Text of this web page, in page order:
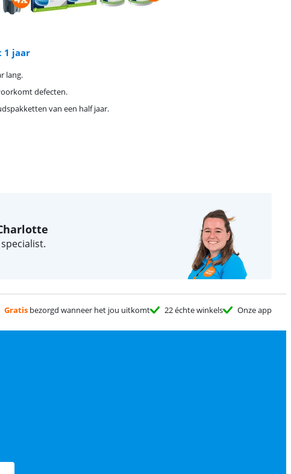
1 jaar
lang.
defecten.
van een half jaar.
Gratis bezorgd wanneer het jou uitkomt 22 échte winkels Onze app